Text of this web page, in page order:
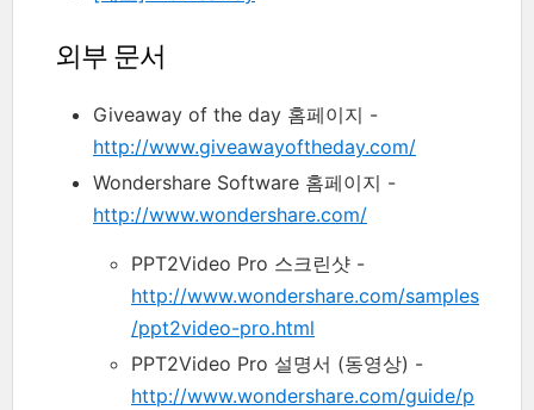
외부 문서
Giveaway of the day 홈페이지 -
http://www.giveawayoftheday.com/
Wondershare Software 홈페이지 -
http://www.wondershare.com/
PPT2Video Pro 스크린샷 -
http://www.wondershare.com/samples
/ppt2video-pro.html
PPT2Video Pro 설명서 (동영상) -
http://www.wondershare.com/guide/p